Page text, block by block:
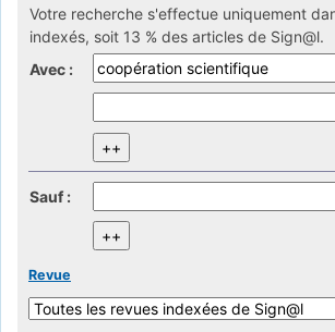
Votre recherche s'effectue uniquement
indexés, soit 13 % des articles de Sign@l.
Avec :
Sauf :
Revue